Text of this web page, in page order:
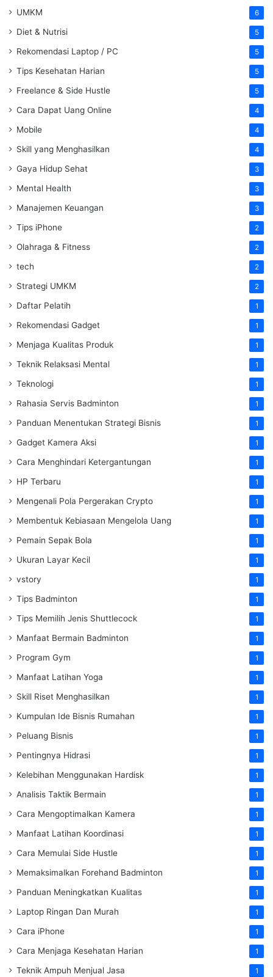
UMKM 6
Diet & Nutrisi 5
Rekomendasi Laptop / PC 5
Tips Kesehatan Harian 5
Freelance & Side Hustle 5
Cara Dapat Uang Online 4
Mobile 4
Skill yang Menghasilkan 4
Gaya Hidup Sehat 3
Mental Health 3
Manajemen Keuangan 3
Tips iPhone 2
Olahraga & Fitness 2
tech 2
Strategi UMKM 2
Daftar Pelatih 1
Rekomendasi Gadget 1
Menjaga Kualitas Produk 1
Teknik Relaksasi Mental 1
Teknologi 1
Rahasia Servis Badminton 1
Panduan Menentukan Strategi Bisnis 1
Gadget Kamera Aksi 1
Cara Menghindari Ketergantungan 1
HP Terbaru 1
Mengenali Pola Pergerakan Crypto 1
Membentuk Kebiasaan Mengelola Uang 1
Pemain Sepak Bola 1
Ukuran Layar Kecil 1
vstory 1
Tips Badminton 1
Tips Memilih Jenis Shuttlecock 1
Manfaat Bermain Badminton 1
Program Gym 1
Manfaat Latihan Yoga 1
Skill Riset Menghasilkan 1
Kumpulan Ide Bisnis Rumahan 1
Peluang Bisnis 1
Pentingnya Hidrasi 1
Kelebihan Menggunakan Hardisk 1
Analisis Taktik Bermain 1
Cara Mengoptimalkan Kamera 1
Manfaat Latihan Koordinasi 1
Cara Memulai Side Hustle 1
Memaksimalkan Forehand Badminton 1
Panduan Meningkatkan Kualitas 1
Laptop Ringan Dan Murah 1
Cara iPhone 1
Cara Menjaga Kesehatan Harian 1
Teknik Ampuh Menjual Jasa 1